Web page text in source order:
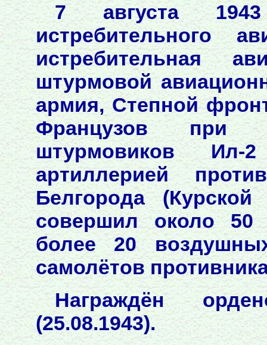
7 августа
истребительного
истребительная
штурмовой
армия, Степной
Французов при
штурмовиков
артиллерией
Белгорода
совершил около
более 20
самолётов
Награждён
(25.08.1943).